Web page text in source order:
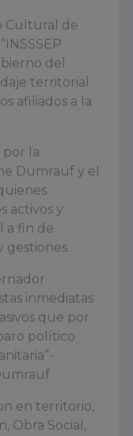
Cultural de
del
territorial
afiliados a la
por la
Dumrauf y el
activos y
a fin de
gestiones.
inmediatas
que por
político
en territorio,
Obra Social,